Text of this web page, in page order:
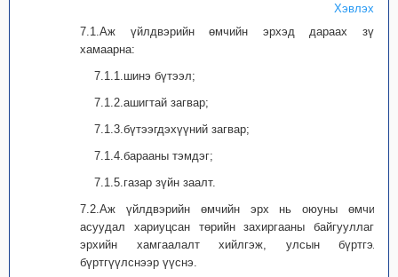
Хэвлэх
7.1.Аж үйлдвэрийн өмчийн эрхэд дараах зүйл
хамаарна:
7.1.1.шинэ бүтээл;
7.1.2.ашигтай загвар;
7.1.3.бүтээгдэхүүний загвар;
7.1.4.барааны тэмдэг;
7.1.5.газар зүйн заалт.
7.2.Аж үйлдвэрийн өмчийн эрх нь оюуны өмчийн
асуудал хариуцсан төрийн захиргааны байгууллагад
эрхийн хамгаалалт хийлгэж, улсын бүртгэлд
бүртгүүлснээр үүснэ.